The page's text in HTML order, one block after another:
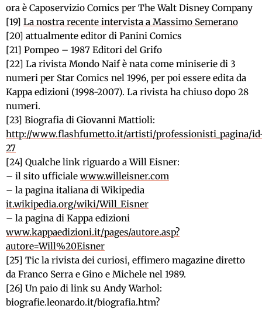
ora è Caposervizio Comics per The Walt Disney Company
[19] La nostra recente intervista a Massimo Semerano
[20] attualmente editor di Panini Comics
[21] Pompeo – 1987 Editori del Grifo
[22] La rivista Mondo Naif è nata come miniserie di 3
numeri per Star Comics nel 1996, per poi essere edita da
Kappa edizioni (1998-2007). La rivista ha chiuso dopo 28
numeri.
[23] Biografia di Giovanni Mattioli:
http://www.flashfumetto.it/artisti/professionisti_pagina/
27
[24] Qualche link riguardo a Will Eisner:
– il sito ufficiale www.willeisner.com
– la pagina italiana di Wikipedia
it.wikipedia.org/wiki/Will_Eisner
– la pagina di Kappa edizioni
www.kappaedizioni.it/pages/autore.asp?
autore=Will%20Eisner
[25] Tic la rivista dei curiosi, effimero magazine diretto
da Franco Serra e Gino e Michele nel 1989.
[26] Un paio di link su Andy Warhol:
biografie.leonardo.it/biografia.htm?